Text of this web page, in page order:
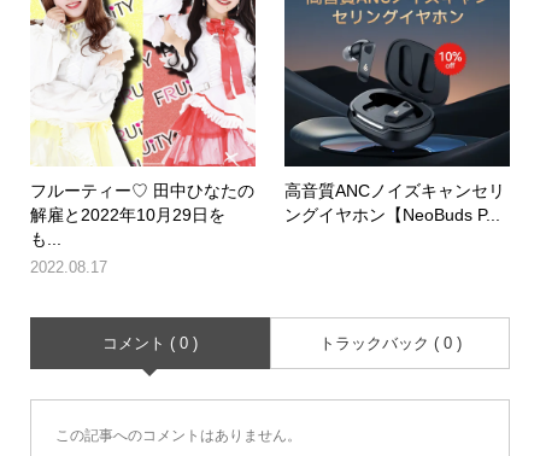
フルーティー♡ 田中ひなたの
解雇と2022年10月29日を
も...
2022.08.17
高音質ANCノイズキャンセリ
ングイヤホン【NeoBuds P...
コメント ( 0 ) トラックバック ( 0 )
この記事へのコメントはありません。